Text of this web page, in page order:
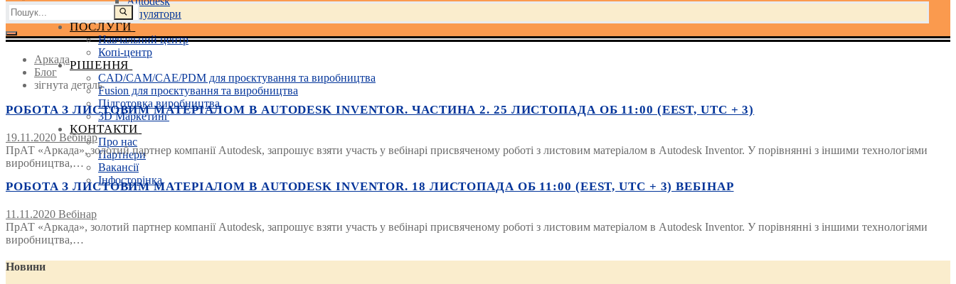
3D маніпулятори
ПОСЛУГИ
Навчальний центр
Копі-центр
РІШЕННЯ
CAD/CAM/CAE/PDM для проєктування та виробництва
Fusion для проєктування та виробництва
Підготовка виробництва
3D Маркетинг
КОНТАКТИ
Про нас
Партнери
Вакансії
Інфосторінка
Пошук:
Аркада
Блог
зігнута деталь
РОБОТА З ЛИСТОВИМ МАТЕРІАЛОМ В AUTODESK INVENTOR. ЧАСТИНА 2. 25 ЛИСТОПАДА ОБ 11:00 (EEST, UTC + 3)
19.11.2020 Вебінар
ПрАТ «Аркада», золотий партнер компанії Autodesk, запрошує взяти участь у вебінарі присвяченому роботі з листовим матеріалом в Autodesk Inventor. У порівнянні з іншими технологіями
виробництва,…
РОБОТА З ЛИСТОВИМ МАТЕРІАЛОМ В AUTODESK INVENTOR. 18 ЛИСТОПАДА ОБ 11:00 (EEST, UTC + 3) ВЕБІНАР
11.11.2020 Вебінар
ПрАТ «Аркада», золотий партнер компанії Autodesk, запрошує взяти участь у вебінарі присвяченому роботі з листовим матеріалом в Autodesk Inventor. У порівнянні з іншими технологіями
виробництва,…
Новини